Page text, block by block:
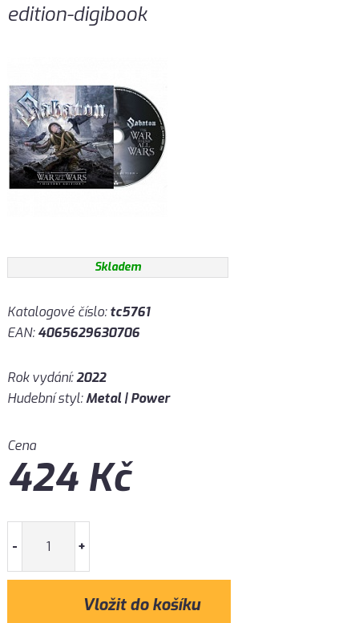
edition-digibook
Skladem
Katalogové číslo:tc5761
EAN:4065629630706
Rok vydání:2022
Hudební styl:Metal | Power
Cena
424Kč
- +